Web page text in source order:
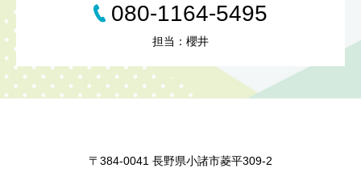
080-1164-5495
担当：櫻井
〒384-0041 長野県小諸市菱平309-2